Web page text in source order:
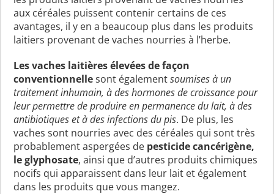
aux céréales puissent contenir certains de ces
avantages, il y en a beaucoup plus dans les produits
laitiers provenant de vaches nourries à l’herbe.
Les vaches laitières élevées de façon
conventionnellesont égalementsoumises à un
traitement inhumain, à des hormones de croissance pour
leur permettre de produire en permanence du lait, à des
antibiotiques et à des infections du pis. De plus, les
vaches sont nourries avec des céréales qui sont très
probablement aspergées de pesticide cancérigène,
le glyphosate, ainsi que d’autres produits chimiques
nocifs qui apparaissent dans leur lait et également
dans les produits que vous mangez.